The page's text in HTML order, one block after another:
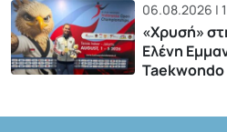
06.08.2026 |
«Χρυσή»
Ελένη